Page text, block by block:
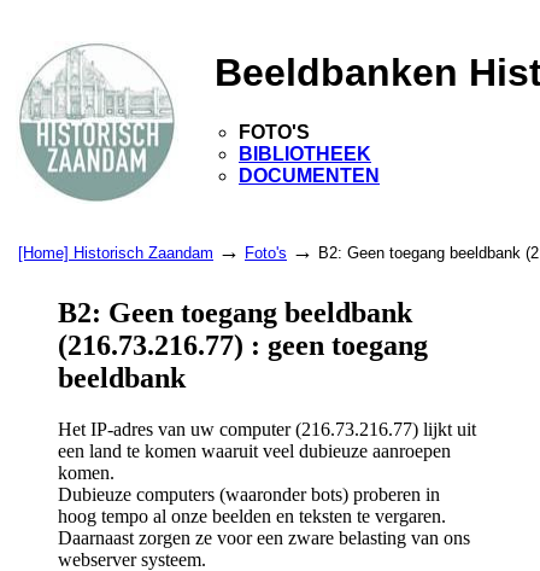
Beeldbanken
FOTO'S
BIBLIOTHEEK
DOCUMENTEN
[Home] Historisch Zaandam → Foto's → B2: Geen toegang beeldbank
B2: Geen toegang beeldbank
(216.73.216.77) : geen toegang
beeldbank
Het IP-adres van uw computer (216.73.216.77) lijkt uit
een land te komen waaruit veel dubieuze aanroepen
komen.
Dubieuze computers (waaronder bots) proberen in
hoog tempo al onze beelden en teksten te vergaren.
Daarnaast zorgen ze voor een zware belasting van ons
webserver systeem.